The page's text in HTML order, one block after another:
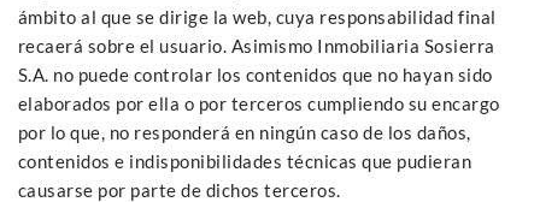
ámbito al que se dirige la web, cuya responsabilidad final
recaerá sobre el usuario. Asimismo Inmobiliaria Sosierra
S.A. no puede controlar los contenidos que no hayan sido
elaborados por ella o por terceros cumpliendo su encargo
por lo que, no responderá en ningún caso de los daños,
contenidos e indisponibilidades técnicas que pudieran
causarse por parte de dichos terceros.